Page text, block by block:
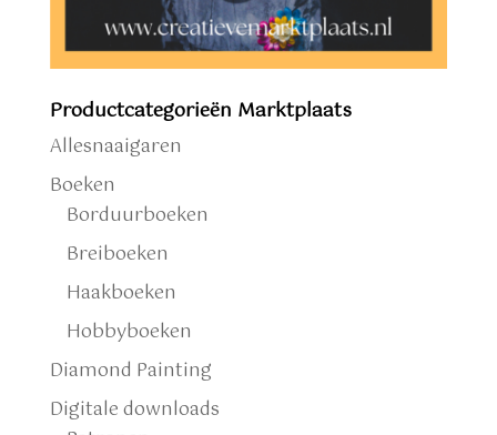
Productcategorieën Marktplaats
Allesnaaigaren
Boeken
Borduurboeken
Breiboeken
Haakboeken
Hobbyboeken
Diamond Painting
Digitale downloads